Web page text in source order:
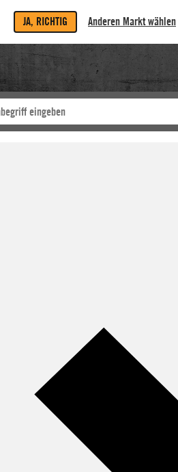
JA, RICHTIG Anderen Markt wählen